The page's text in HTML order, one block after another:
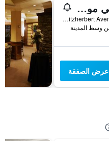
روز سيتي موتيل
120-122 Fitzherbert Avenue, بالميرستون نورث, نيوزيلندا
عرض الصفقة